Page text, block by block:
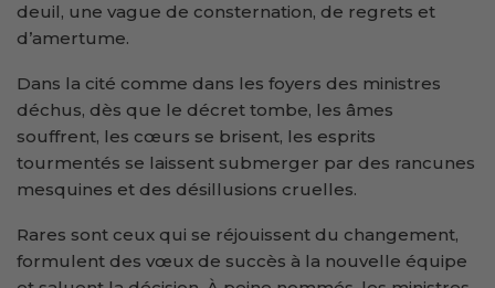
deuil, une vague de consternation, de regrets et
d’amertume.
Dans la cité comme dans les foyers des ministres
déchus, dès que le décret tombe, les âmes
souffrent, les cœurs se brisent, les esprits
tourmentés se laissent submerger par des rancunes
mesquines et des désillusions cruelles.
Rares sont ceux qui se réjouissent du changement,
formulent des vœux de succès à la nouvelle équipe